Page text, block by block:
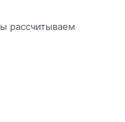
рассчитываем